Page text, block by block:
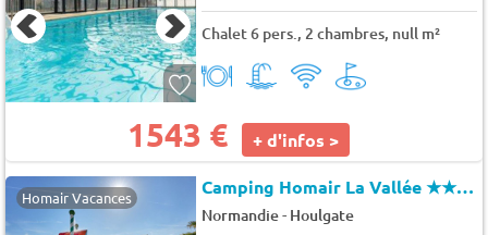
Chalet 6 pers., 2 chambres, null m²
1543 € + d'infos >
Homair Vacances Camping Homair La Vallée★★★★★
Normandie- Houlgate